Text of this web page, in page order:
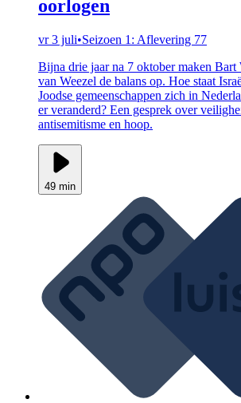
oorlogen
vr 3 juli•Seizoen 1: Aflevering 77
Bijna drie jaar na 7 oktober maken Bart
van Weezel de balans op. Hoe staat
Joodse gemeenschappen zich in
er veranderd? Een gesprek over
antisemitisme en hoop.
49 min